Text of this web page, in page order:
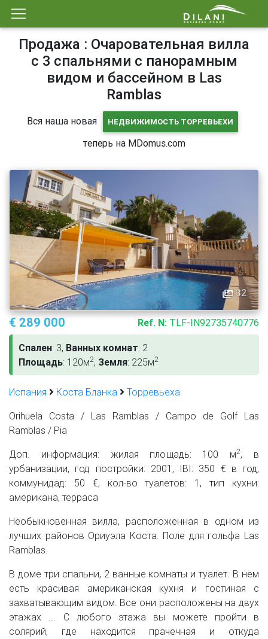
Продажа : Очаровательная вилла
с 3 спальнями с панорамным
видом и бассейном в Las
Ramblas
Вся наша новая НЕДВИЖИМОСТЬ ТОРРЕВЬЕХИ
теперь на MDomus.com
32
€ 289 000 Ref. N: TLF-IN92735740776
Спален: 3, Ванных комнат: 2
Площадь: 120м2, Земля: 225м2
Испания Коста Бланка
Торревьеха
Orihuela Costa / Las Ramblas / Campo de Golf Las
Ramblas / Pia
Доп. информация: жилая площадь: 100 м2, в
урбанизации, год постройки: 2001, IBI: 350 € в год,
коммунидад: 50 €, кол-во туалетов: 1, тип кухни:
американа, терраса
Необыкновенная вилла, расположенная в одном из
лучших районов Ориуэла Коста. Поле для гольфа Las
Ramblas.
В доме три спальни, 2 ванные комнаты и туалет. В нем
есть красивая американская кухня и гостиная с
захватывающим видом. Все они расположены на двух
этажах ... С любого этажа вы можете пройти в
солярий, где находится прачечная и откуда